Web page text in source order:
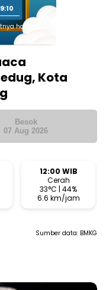
hari ini.
Kota
Besok
07 Aug 2026
12:00 WIB
Cerah
33°C | 44%
6.6 km/jam
Sumber data: BMKG